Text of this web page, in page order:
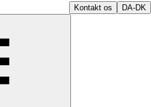
Kontakt os DA-DK